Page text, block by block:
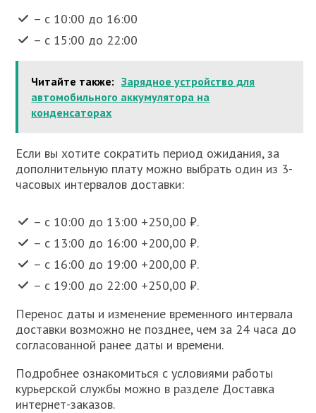
– с 10:00 до 16:00
– с 15:00 до 22:00
Читайте также: Зарядное устройство для
автомобильного аккумулятора на
конденсаторах
Если вы хотите сократить период ожидания, за
дополнительную плату можно выбрать один из 3-
часовых интервалов доставки:
– с 10:00 до 13:00 +250,00 ₽.
– с 13:00 до 16:00 +200,00 ₽.
– с 16:00 до 19:00 +200,00 ₽.
– с 19:00 до 22:00 +250,00 ₽.
Перенос даты и изменение временного интервала
доставки возможно не позднее, чем за 24 часа до
согласованной ранее даты и времени.
Подробнее ознакомиться с условиями работы
курьерской службы можно в разделе Доставка
интернет-заказов.